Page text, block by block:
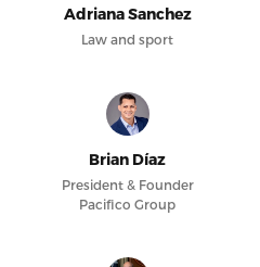
Adriana Sanchez
Law and sport
Brian Díaz
President & Founder
Pacifico Group